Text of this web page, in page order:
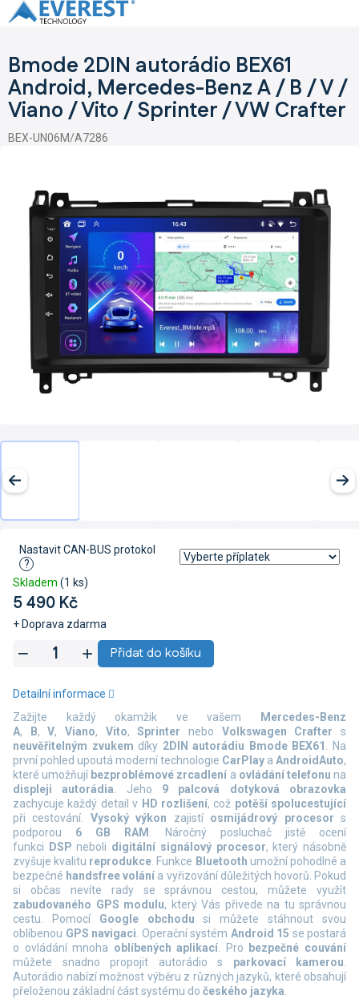
Přejít
na
Bmode 2DIN autorádio BEX61
Android, Mercedes-Benz A / B / V /
Viano / Vito / Sprinter / VW Crafter
BEX-UN06M/A7286
5 490 Kč
+ Doprava zdarma
Skladem (1 ks)
Nastavit CAN-BUS protokol
?
Přidat do košíku
Zažijte každý okamžik ve vašem
Mercedes-Benz
A, B, V, Viano, Vito, Sprinter nebo Volkswagen Crafter s
neuvěřitelným zvukem díky 2DIN autorádiu Bmode BEX61 . Na
první pohled upoutá moderní technologie CarPlay a AndroidAuto,
které umožňují bezproblémové zrcadlení a ovládání telefonu na
displeji autorádia. Jeho 9 palcová dotyková obrazovka
zachycuje každý detail v HD rozlišení, což potěší spolucestující
při cestování. Vysoký výkon zajistí osmijádrový procesor s
podporou 6 GB RAM . Náročný posluchač jistě ocení
funkci
DSP neboli digitální signálový procesor, který násobně
zvyšuje kvalitu reprodukce. Funkce Bluetooth umožní pohodlné a
bezpečné handsfree volání a vyřizování důležitých hovorů. Pokud
si občas nevíte rady se správnou cestou, můžete využít
zabudovaného GPS modulu, který Vás přivede na tu správnou
cestu. PomocíGoogle obchodu si můžete stáhnout svou
oblíbenou GPS navigaci. Operační systém Android 15 se postará
o ovládání mnoha oblíbených aplikací. Pro
bezpečné couvání
můžete snadno propojit autorádio s parkovací kamerou.
Autorádio nabízí možnost výběru z různých jazyků, které obsahují
přeloženou základní část systému do českého jazyka.
Detailní informace